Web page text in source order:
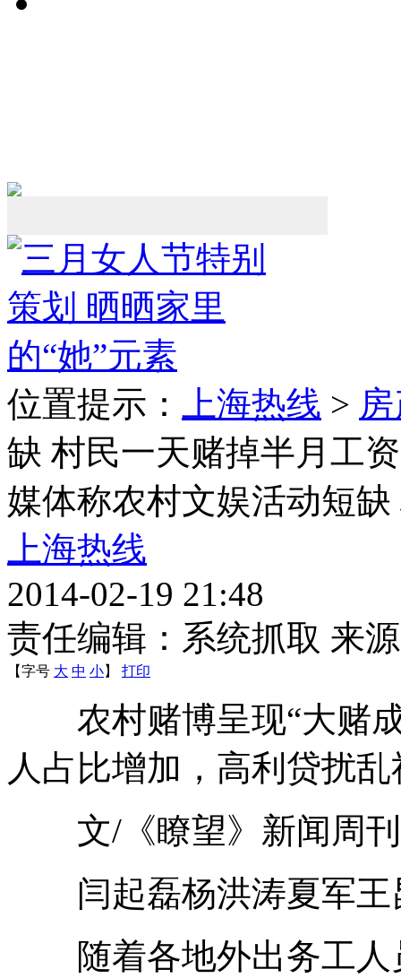
位置提示： 上海热线 >
缺 村民一天赌掉半月工资
媒体称农村文娱活动短
上海热线
2014-02-19 21:48
责任编辑：系统抓取 来
【字号 大 中 小】 打印
农村赌博呈现“大赌成
人占比增加，高利贷扰
文/《瞭望》新闻周刊
闫起磊杨洪涛夏军王
随着各地外出务工人